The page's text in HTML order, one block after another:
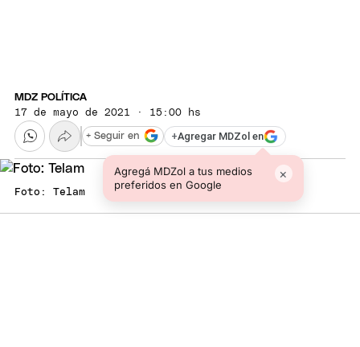
MDZ POLÍTICA
17 de mayo de 2021 · 15:00 hs
+Agregar MDZol en
Agregá MDZol a tus medios
preferidos en Google
×
+ Seguir en
Foto: Telam